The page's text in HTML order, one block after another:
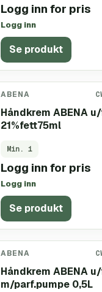
Logg inn for pris
Logg inn
Se produkt
ABENA
Håndkrem ABENA
21%fett75ml
Min. 1
Logg inn for pris
Logg inn
Se produkt
ABENA
Håndkrem ABENA
m/parf.pumpe 0,5L